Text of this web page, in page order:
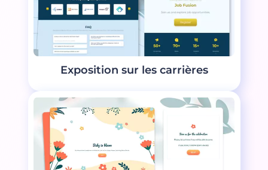
Exposition sur les carrières